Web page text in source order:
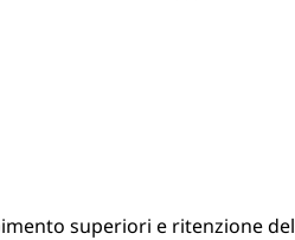
superiori e ritenzione del